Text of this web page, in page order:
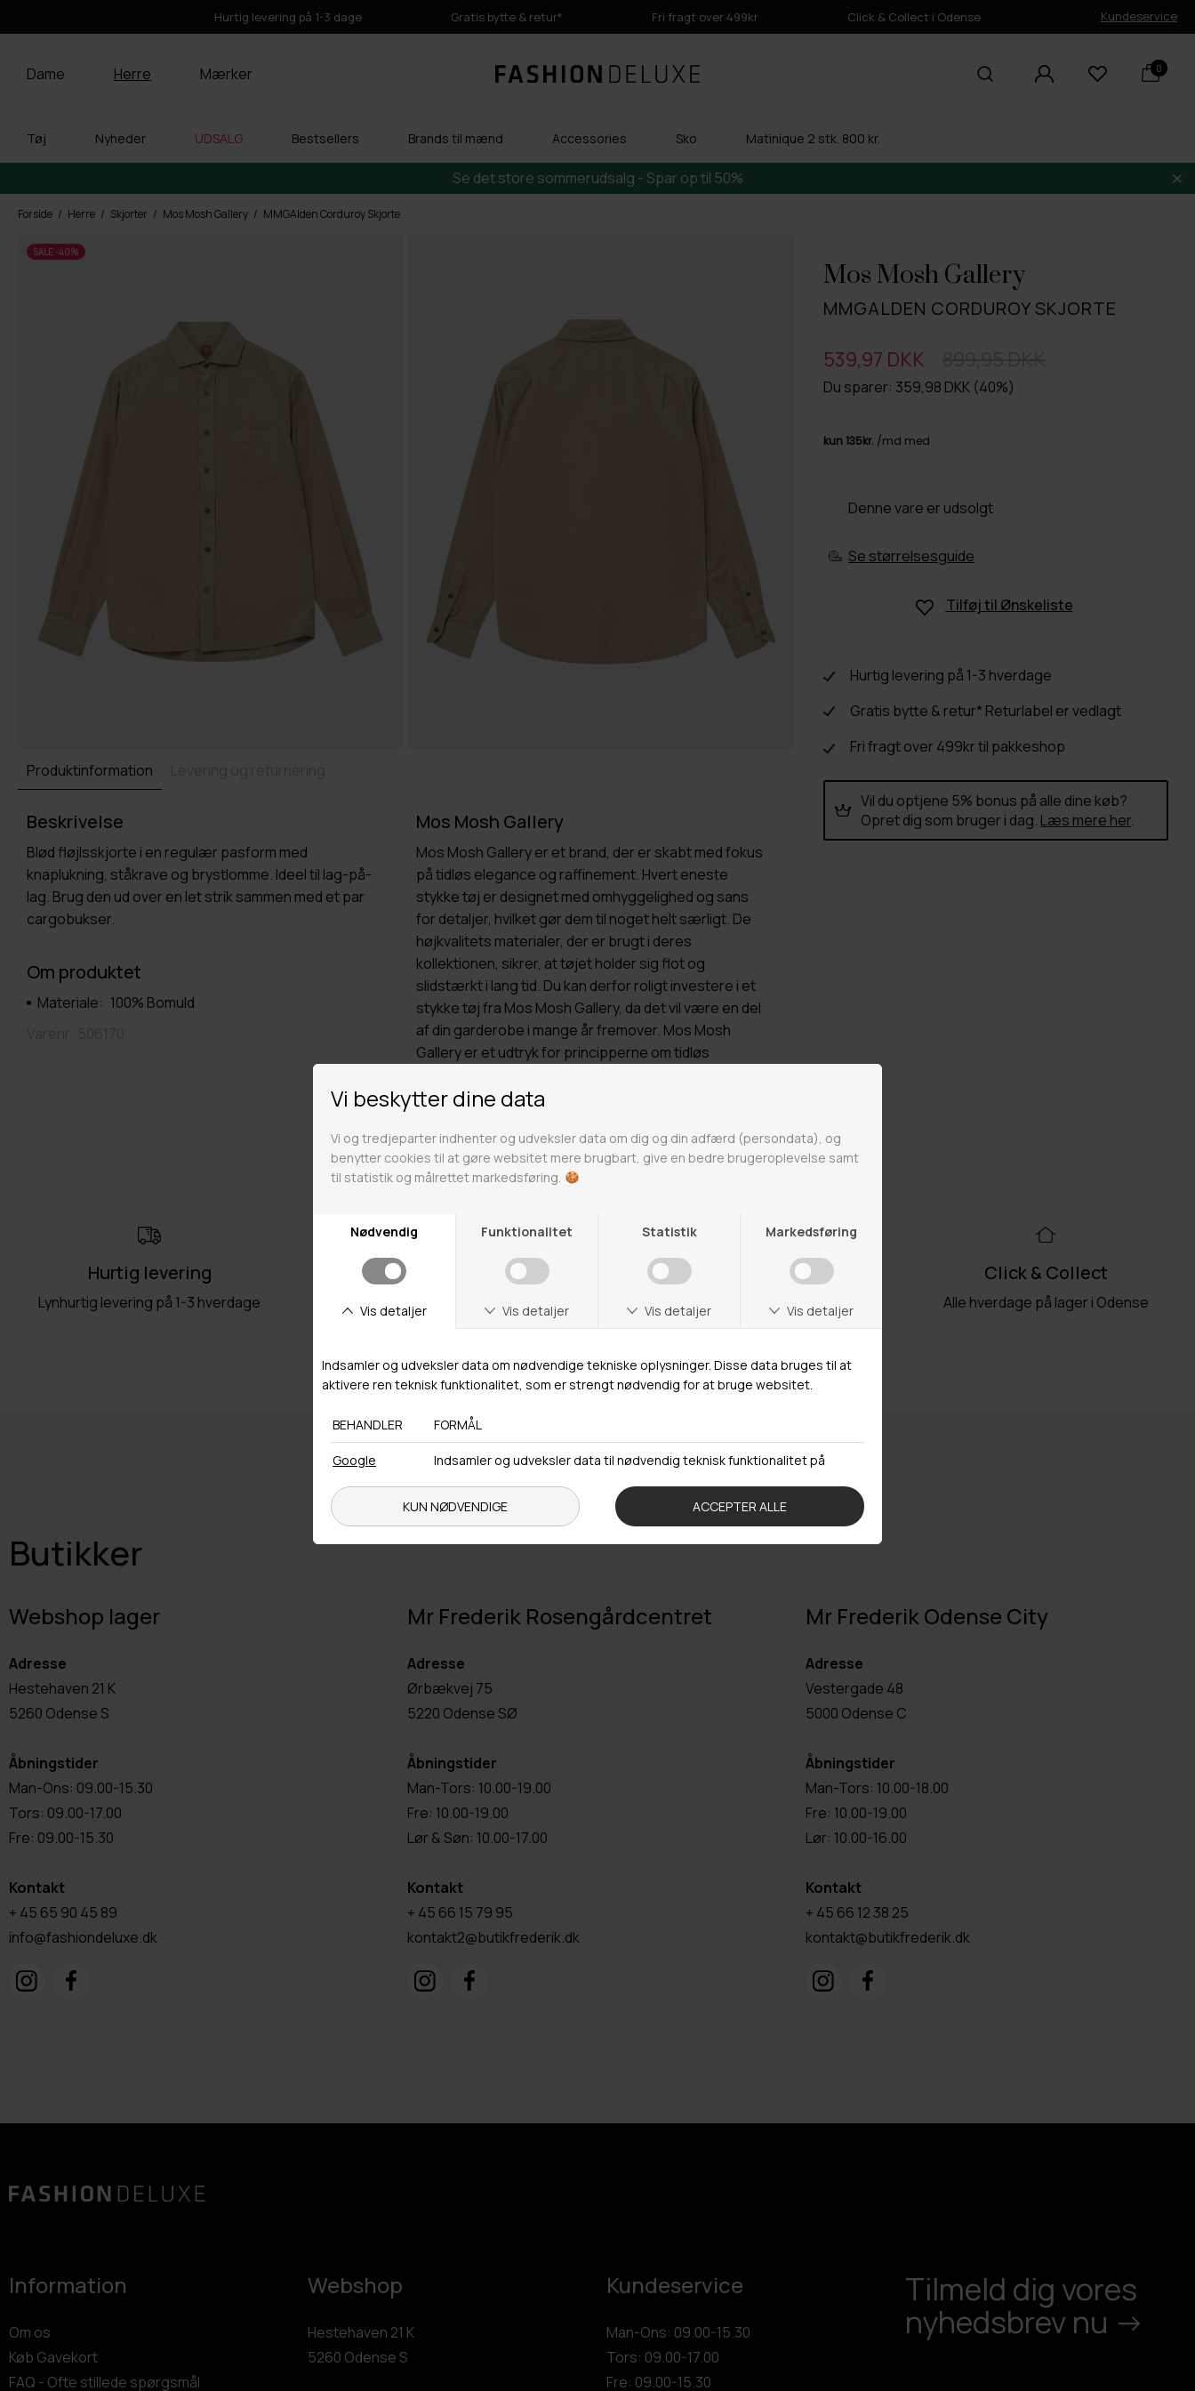
Hurtig levering på 1-3 dage Gratis bytte & retur* Fri fragt over 499kr Click & Collect i Odense Kundeservice
Dame Herre Mærker 0
Tøj Nyheder UDSALG Bestsellers Brands til mænd Accessories Sko Matinique 2 stk. 800 kr.
Se det store sommerudsalg - Spar op til 50%
Forside Herre Skjorter Mos Mosh Gallery MMGAlden Corduroy Skjorte
Mos Mosh Gallery
MMGALDEN CORDUROY SKJORTE
Du sparer: 359,98 DKK (40%)
539,97 DKK
Denne vare er udsolgt
Se størrelsesguide
Tilføj til Ønskeliste
Hurtig levering på 1-3 hverdage
Gratis bytte & retur* Returlabel er vedlagt
Fri fragt over 499kr til pakkeshop
Vil du optjene 5% bonus på alle dine køb?
Opret dig som bruger i dag. Læs mere her.
SALE -40%
Produktinformation
Beskrivelse
Blød fløjlsskjorte i en regulær pasform med
knaplukning, ståkrave og brystlomme. Ideel til lag-på-
lag. Brug den ud over en let strik sammen med et par
cargobukser.
Om produktet
Materiale: 100% Bomuld
Mos Mosh Gallery
Mos Mosh Gallery er et brand, der er skabt med fokus
på tidløs elegance og raffinement. Hvert eneste
stykke tøj er designet med omhyggelighed og sans
for detaljer, hvilket gør dem til noget helt særligt. De
højkvalitets materialer, der er brugt i deres
kollektionen, sikrer, at tøjet holder sig flot og
slidstærkt i lang tid. Du kan derfor roligt investere i et
stykke tøj fra Mos Mosh Gallery, da det vil være en del
af din garderobe i mange år fremover. Mos Mosh
Gallery er et udtryk for principperne om tidløs
Trustpilot
Hurtig levering
Lynhurtig levering på 1-3 hverdage
Returlabel vedlagt
Fri retur på ikke nedsatte varer
Fri fragt over 499kr
Gratis til GLS & DAO pakkeshop
Click & Collect
Alle hverdage på lager i Odense
Butikker
Webshop lager
Adresse
Hestehaven 21 K
5260 Odense S
Åbningstider
Man-Ons: 09.00-15.30
Tors: 09.00-17.00
Fre: 09.00-15.30
Kontakt
+ 45 65 90 45 89
info@fashiondeluxe.dk
Mr Frederik Rosengårdcentret
Adresse
Ørbækvej 75
5220 Odense SØ
Åbningstider
Man-Tors: 10.00-19.00
Fre: 10.00-19.00
Lør & Søn: 10.00-17.00
Kontakt
+ 45 66 15 79 95
kontakt2@butikfrederik.dk
Mr Frederik Odense City
Adresse
Vestergade 48
5000 Odense C
Åbningstider
Man-Tors: 10.00-18.00
Fre: 10.00-19.00
Lør: 10.00-16.00
Kontakt
+ 45 66 12 38 25
kontakt@butikfrederik.dk
Information
Om os
Køb Gavekort
FAQ - Ofte stillede spørgsmål
Webshop
Hestehaven 21 K
5260 Odense S
Kundeservice
Man-Ons: 09.00-15.30
Tors: 09.00-17.00
Fre: 09.00-15.30
Tilmeld dig vores
nyhedsbrev nu ->